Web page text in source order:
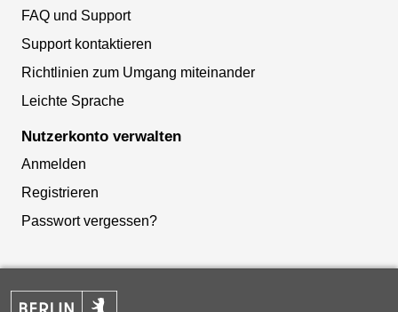
FAQ und Support
Support kontaktieren
Richtlinien zum Umgang miteinander
Leichte Sprache
Nutzerkonto verwalten
Anmelden
Registrieren
Passwort vergessen?